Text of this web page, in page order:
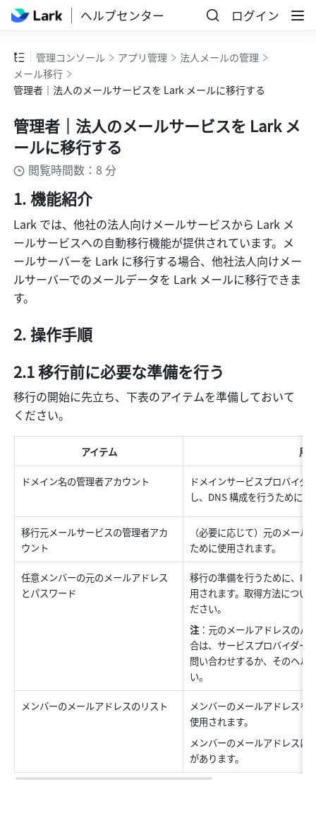
ヘルプセンター ログイン
管理コンソール アプリ管理
法人メールの管理
メール移行
管理者｜法人のメールサービスを Lark メールに移行する
管理者｜法人のメールサービスを Lark メ
ールに移行する
閲覧時間数：8 分
機能紹介
Lark では、他社の法人向けメールサービスから Lark メ
ールサービスへの自動移行機能が提供されています。メ
ールサーバーを Lark に移行する場合、他社法人向けメー
ルサーバーでのメールデータを Lark メールに移行できま
す。
操作手順
2.1 移行前に必要な準備を行う
移行の開始に先立ち、下表のアイテムを準備しておいて
ください。
アイテム 用
ドメイン名の管理者アカウント
ドメインサービスプロバイダ
し、DNS 構成を行うために使
移行元メールサービスの管理者アカ
ウント
（必要に応じて）元のメー
ために使用されます。
任意メンバーの元のメールアドレス
とパスワード
移行の準備を行うために、
用されます。取得方法につい
ださい。
注：元のメールアドレスのパ
合は、サービスプロバイダー
問い合わせするか、そのヘル
い。
メンバーのメールアドレスのリスト
メンバーのメールアドレスを
使用されます。
メンバーのメールアドレスは
があります。